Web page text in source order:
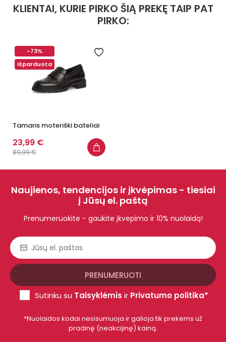
KLIENTAI, KURIE PIRKO ŠIĄ PREKĘ TAIP PAT
PIRKO:
-73%
Išparduota
Tamaris moteriški bateliai
23,99 €
89,99 €
Naujienos, tendencijos ir įkvėpimas - tiesiai
į Jūsų el. paštą
Prenumeruokite - gaukite įkvėpimo ir 10% nuolaidą!
Sutinku su Taisyklėmis ir Privatumo politika*
*Nuolaidos kodai nesisumuoja ir galioja tik prekėms už
pradinę (neakcijinę) kainą.